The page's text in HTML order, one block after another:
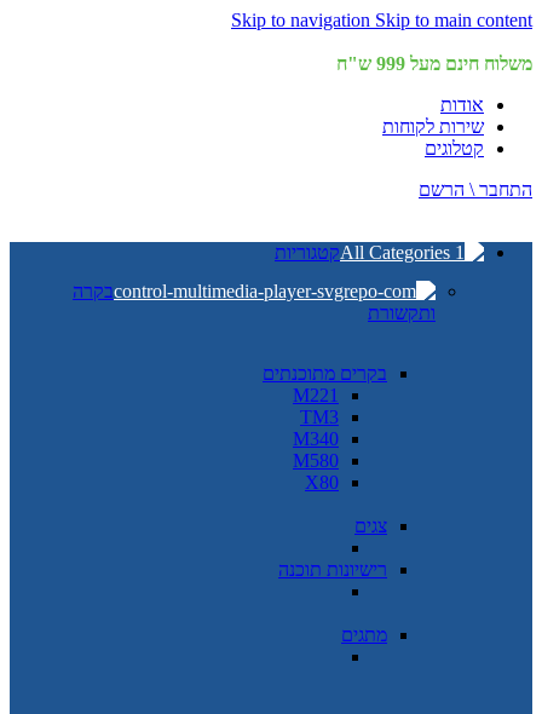
Skip to navigation Skip to main content
משלוח חינם מעל 999 ש"ח
אודות
שירות לקוחות
קטלוגים
התחבר \ הרשם
קטגוריות
בקרה
ותקשורת
בקרים מתוכנתים
M221
TM3
M340
M580
X80
צגים
רישיונות תוכנה
מתגים